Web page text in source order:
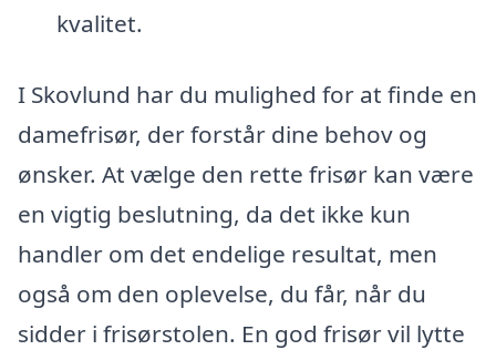
kvalitet.
I Skovlund har du mulighed for at finde en
damefrisør, der forstår dine behov og
ønsker. At vælge den rette frisør kan være
en vigtig beslutning, da det ikke kun
handler om det endelige resultat, men
også om den oplevelse, du får, når du
sidder i frisørstolen. En god frisør vil lytte